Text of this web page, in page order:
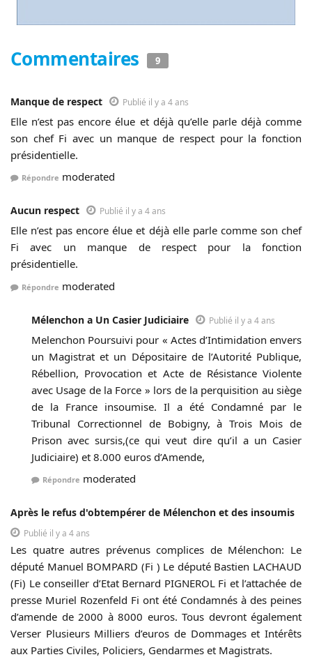
Commentaires 9
Manque de respect Publié il y a 4 ans
Elle n’est pas encore élue et déjà qu’elle parle déjà comme
son chef Fi avec un manque de respect pour la fonction
présidentielle.
Répondre moderated
Aucun respect Publié il y a 4 ans
Elle n’est pas encore élue et déjà elle parle comme son chef
Fi avec un manque de respect pour la fonction
présidentielle.
Répondre moderated
Mélenchon a Un Casier Judiciaire Publié il y a 4 ans
Melenchon Poursuivi pour « Actes d’Intimidation envers
un Magistrat et un Dépositaire de l’Autorité Publique,
Rébellion, Provocation et Acte de Résistance Violente
avec Usage de la Force » lors de la perquisition au siège
de la France insoumise. Il a été Condamné par le
Tribunal Correctionnel de Bobigny, à Trois Mois de
Prison avec sursis,(ce qui veut dire qu’il a un Casier
Judiciaire) et 8.000 euros d’Amende,
Répondre moderated
Après le refus d'obtempérer de Mélenchon et des insoumis
Publié il y a 4 ans
Les quatre autres prévenus complices de Mélenchon: Le
député Manuel BOMPARD (Fi ) Le député Bastien LACHAUD
(Fi) Le conseiller d’Etat Bernard PIGNEROL Fi et l’attachée de
presse Muriel Rozenfeld Fi ont été Condamnés à des peines
d’amende de 2000 à 8000 euros. Tous devront également
Verser Plusieurs Milliers d’euros de Dommages et Intérêts
aux Parties Civiles, Policiers, Gendarmes et Magistrats.